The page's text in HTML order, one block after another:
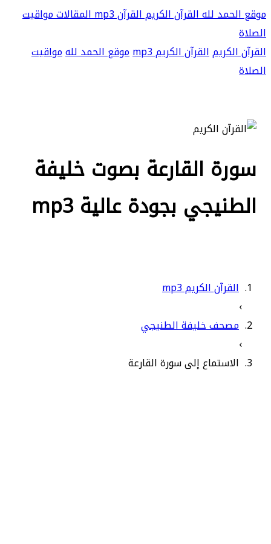
موقع الحمد للهالقرآن الكريمالقرآن mp3 المقالاتمواقيت
الصلاة
القرآن الكريمالقرآن الكريم mp3 موقع الحمد للهمواقيت
الصلاة
سورة القارعة بصوت خليفة
الطنيجي بجودة عالية mp3
القرآن الكريم mp3
›
مصحف خليفة الطنيجي
›
الاستماع إلى سورة القارعة